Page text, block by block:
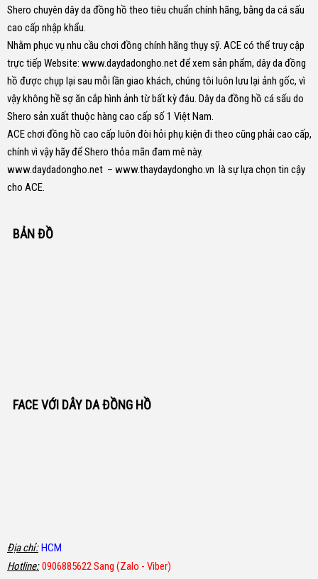
Shero chuyên dây da đồng hồ theo tiêu chuẩn chính hãng, bằng da cá sấu
cao cấp nhập khẩu.
Nhằm phục vụ nhu cầu chơi đồng chính hãng thụy sỹ. ACE có thể truy cập
trực tiếp Website: www.daydadongho.netđể xem sản phẩm, dây da đồng
hồ được chụp lại sau mỗi lần giao khách, chúng tôi luôn lưu lại ảnh gốc, vì
vậy không hề sợ ăn cắp hình ảnh từ bất kỳ đâu. Dây da đồng hồ cá sấu do
Shero sản xuất thuộc hàng cao cấp số 1 Việt Nam.
ACE chơi đồng hồ cao cấp luôn đòi hỏi phụ kiện đi theo cũng phải cao cấp,
chính vì vậy hãy để Shero thỏa mãn đam mê này.
www.daydadongho.net – www.thaydaydongho.vn là sự lựa chọn tin cậy
cho ACE.
BẢN ĐỒ
FACE VỚI DÂY DA ĐỒNG HỒ
Địa chỉ: HCM
Hotline: 0906885622 Sang (Zalo - Viber)